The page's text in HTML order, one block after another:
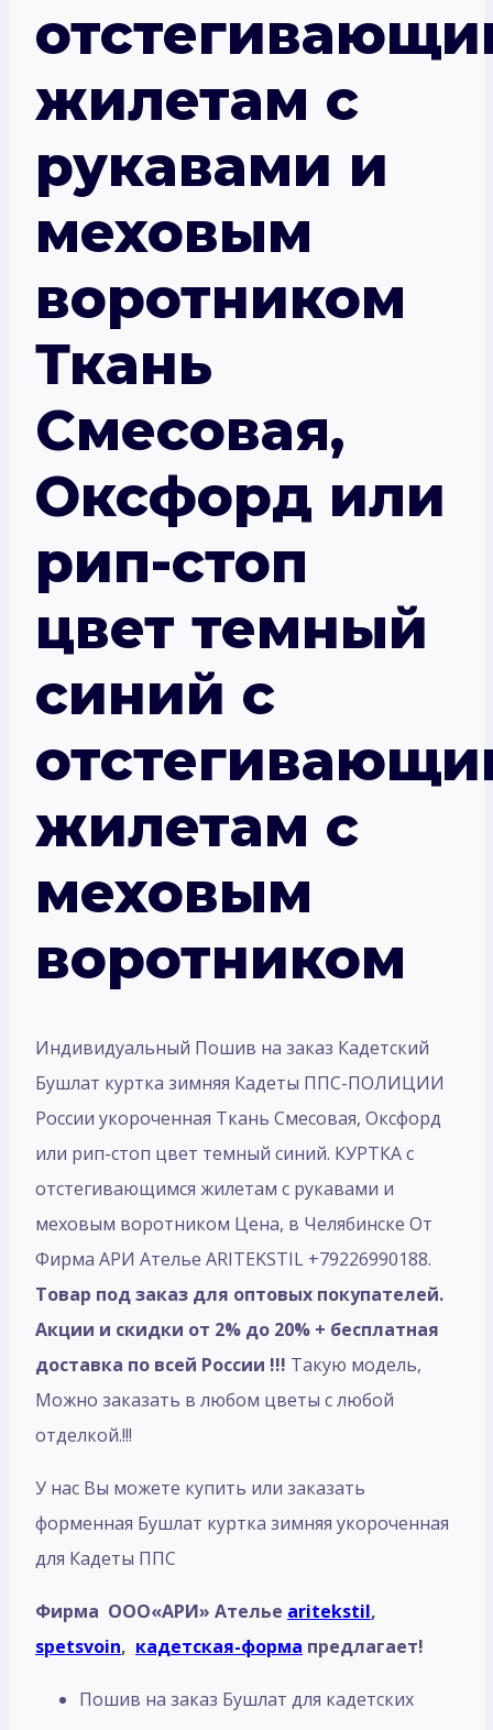
жилетам с
рукавами и
меховым
воротником
Ткань
Смесовая,
Оксфорд или
рип-стоп
цвет темный
синий с
жилетам с
меховым
воротником
Индивидуальный Пошив на заказ Кадетский
Бушлат куртка зимняя Кадеты ППС-ПОЛИЦИИ
России укороченная Ткань Смесовая, Оксфорд
или рип-стоп цвет темный синий. КУРТКА с
отстегивающимся жилетам с рукавами и
меховым воротником Цена, в Челябинске От
Фирма АРИ Ателье ARITEKSTIL +79226990188.
Товар под заказ для оптовых покупателей.
Акции и скидки от 2% до 20% + бесплатная
доставка по всей России !!! Такую модель,
Mожно заказать в любом цветы с любой
отделкой.!!!
У нас Вы можете купить или заказать
форменная Бушлат куртка зимняя укороченная
для Кадеты ППС
Фирма ООО«АРИ» Ателье aritekstil,
spetsvoin, кадетская-форма предлагает!
Пошив на заказ Бушлат для кадетских